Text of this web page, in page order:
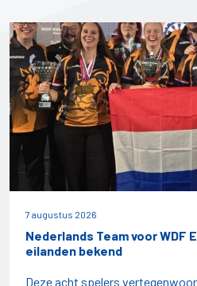
7 augustus 2026
Nederlands Team voor WDF
eilanden bekend
Deze acht spelers